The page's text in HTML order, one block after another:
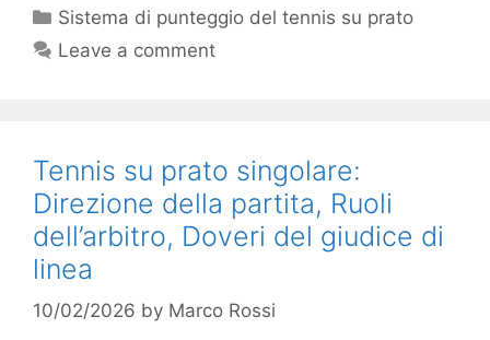
Categories
Sistema di punteggio del tennis su prato
Leave a comment
Tennis su prato singolare:
Direzione della partita, Ruoli
dell’arbitro, Doveri del giudice di
linea
10/02/2026 by Marco Rossi